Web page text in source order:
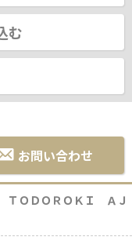
む
お問い合わせ
ＴＯＤＯＲＯＫＩ ＡＪ